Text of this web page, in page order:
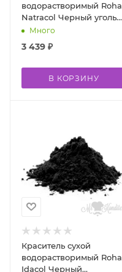
водорастворимый Roha
Natracol Черный уголь
500 гр
Много
3 439 ₽
В КОРЗИНУ
Краситель сухой
водорастворимый Roha
Idacol Черный